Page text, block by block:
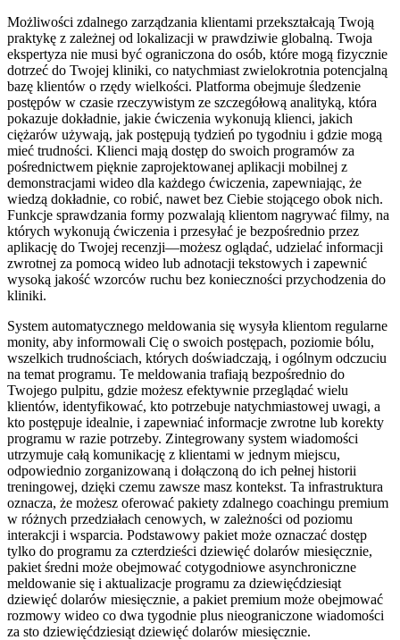
Możliwości zdalnego zarządzania klientami przekształcają Twoją
praktykę z zależnej od lokalizacji w prawdziwie globalną. Twoja
ekspertyza nie musi być ograniczona do osób, które mogą fizycznie
dotrzeć do Twojej kliniki, co natychmiast zwielokrotnia potencjalną
bazę klientów o rzędy wielkości. Platforma obejmuje śledzenie
postępów w czasie rzeczywistym ze szczegółową analityką, która
pokazuje dokładnie, jakie ćwiczenia wykonują klienci, jakich
ciężarów używają, jak postępują tydzień po tygodniu i gdzie mogą
mieć trudności. Klienci mają dostęp do swoich programów za
pośrednictwem pięknie zaprojektowanej aplikacji mobilnej z
demonstracjami wideo dla każdego ćwiczenia, zapewniając, że
wiedzą dokładnie, co robić, nawet bez Ciebie stojącego obok nich.
Funkcje sprawdzania formy pozwalają klientom nagrywać filmy, na
których wykonują ćwiczenia i przesyłać je bezpośrednio przez
aplikację do Twojej recenzji—możesz oglądać, udzielać informacji
zwrotnej za pomocą wideo lub adnotacji tekstowych i zapewnić
wysoką jakość wzorców ruchu bez konieczności przychodzenia do
kliniki.
System automatycznego meldowania się wysyła klientom regularne
monity, aby informowali Cię o swoich postępach, poziomie bólu,
wszelkich trudnościach, których doświadczają, i ogólnym odczuciu
na temat programu. Te meldowania trafiają bezpośrednio do
Twojego pulpitu, gdzie możesz efektywnie przeglądać wielu
klientów, identyfikować, kto potrzebuje natychmiastowej uwagi, a
kto postępuje idealnie, i zapewniać informacje zwrotne lub korekty
programu w razie potrzeby. Zintegrowany system wiadomości
utrzymuje całą komunikację z klientami w jednym miejscu,
odpowiednio zorganizowaną i dołączoną do ich pełnej historii
treningowej, dzięki czemu zawsze masz kontekst. Ta infrastruktura
oznacza, że możesz oferować pakiety zdalnego coachingu premium
w różnych przedziałach cenowych, w zależności od poziomu
interakcji i wsparcia. Podstawowy pakiet może oznaczać dostęp
tylko do programu za czterdzieści dziewięć dolarów miesięcznie,
pakiet średni może obejmować cotygodniowe asynchroniczne
meldowanie się i aktualizacje programu za dziewięćdziesiąt
dziewięć dolarów miesięcznie, a pakiet premium może obejmować
rozmowy wideo co dwa tygodnie plus nieograniczone wiadomości
za sto dziewięćdziesiąt dziewięć dolarów miesięcznie.